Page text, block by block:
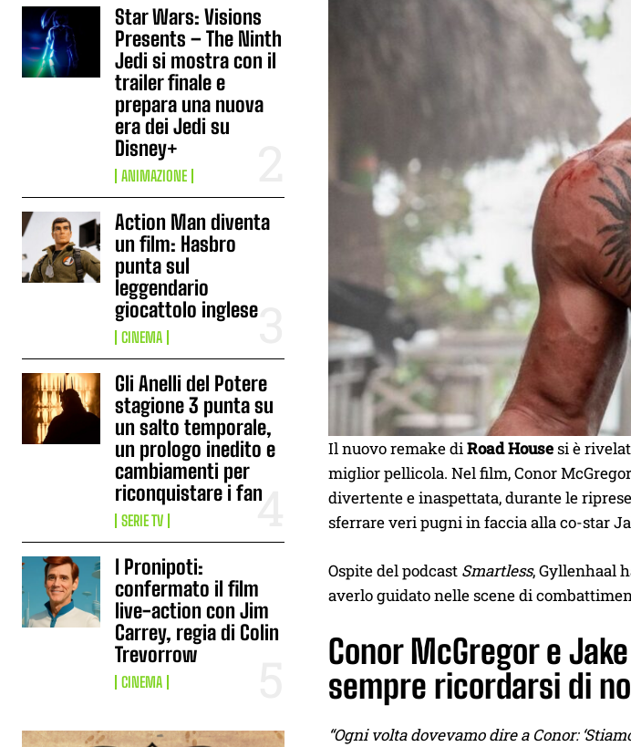
Star Wars: Visions
Presents – The Ninth
Jedi si mostra con il
trailer finale e
prepara una nuova
era dei Jedi su
Disney+
ANIMAZIONE
Action Man diventa
un film: Hasbro
punta sul
leggendario
giocattolo inglese
CINEMA
Gli Anelli del Potere
stagione 3 punta su
un salto temporale,
un prologo inedito e
cambiamenti per
riconquistare i fan
SERIE TV
I Pronipoti:
confermato il film
live-action con Jim
Carrey, regia di Colin
Trevorrow
CINEMA
Il nuovo remake diRoad Housesi è
miglior pellicola. Nel film, Conor
divertente e inaspettata, durante le
sferrare veri pugni in faccia alla co-star
Ospite del podcast Smartless, Gyllenhaal
averlo guidato nelle scene di
Conor McGregor e
sempre ricordarsi di
“Ogni volta dovevamo dire a Conor: